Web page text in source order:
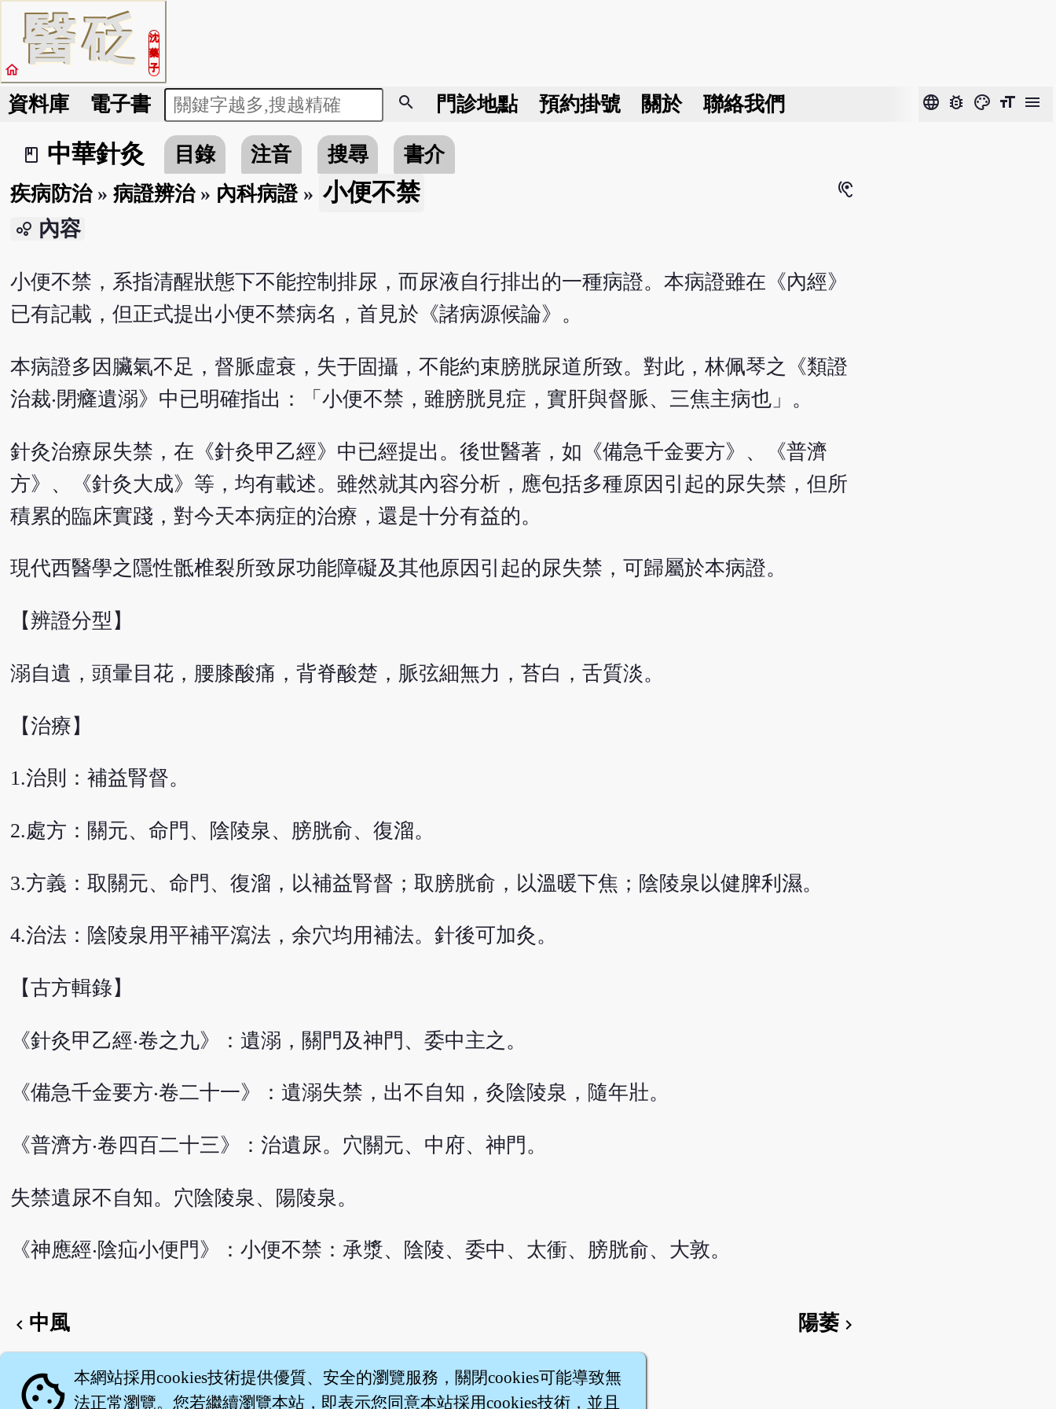
醫砭
沈
藥
子
home
資料庫 電子書 search 門診地點 預約掛號 關於 聯絡我們 language bug_report color_lens format_size menu
book_2
中華針灸 目錄 注音 搜尋
書介
疾病防治» 病證辨治» 內科病證» 小便不禁 hearing
bubble_chart 內容
小便不禁，系指清醒狀態下不能控制排尿，而尿液自行排出的一種病證。本病證雖在《內經》
已有記載，但正式提出小便不禁病名，首見於《諸病源候論》。
本病證多因臟氣不足，督脈虛衰，失于固攝，不能約束膀胱尿道所致。對此，林佩琴之《類證
治裁‧閉癃遺溺》中已明確指出：「小便不禁，雖膀胱見症，實肝與督脈、三焦主病也」。
針灸治療尿失禁，在《針灸甲乙經》中已經提出。後世醫著，如《備急千金要方》、《普濟
方》、《針灸大成》等，均有載述。雖然就其內容分析，應包括多種原因引起的尿失禁，但所
積累的臨床實踐，對今天本病症的治療，還是十分有益的。
現代西醫學之隱性骶椎裂所致尿功能障礙及其他原因引起的尿失禁，可歸屬於本病證。
【辨證分型】
溺自遺，頭暈目花，腰膝酸痛，背脊酸楚，脈弦細無力，苔白，舌質淡。
【治療】
1.治則：補益腎督。
2.處方：關元、命門、陰陵泉、膀胱俞、復溜。
3.方義：取關元、命門、復溜，以補益腎督；取膀胱俞，以溫暖下焦；陰陵泉以健脾利濕。
4.治法：陰陵泉用平補平瀉法，余穴均用補法。針後可加灸。
【古方輯錄】
《針灸甲乙經‧卷之九》：遺溺，關門及神門、委中主之。
《備急千金要方‧卷二十一》：遺溺失禁，出不自知，灸陰陵泉，隨年壯。
《普濟方‧卷四百二十三》：治遺尿。穴關元、中府、神門。
失禁遺尿不自知。穴陰陵泉、陽陵泉。
《神應經‧陰疝小便門》：小便不禁：承漿、陰陵、委中、太衝、膀胱俞、大敦。
chevron_left 中風 陽萎chevron_right
English version
cookie 本網站採用cookies技術提供優質、安全的瀏覽服務，關閉cookies可能導致無
法正常瀏覽。您若繼續瀏覽本站，即表示您同意本站採用cookies技術，並且